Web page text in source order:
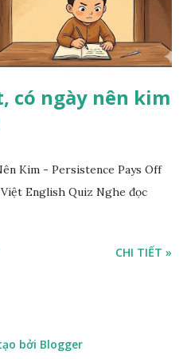
có ngày nên kim
Kim - Persistence Pays Off
English Quiz Nghe đọc
CHI TIẾT »
bởi Blogger